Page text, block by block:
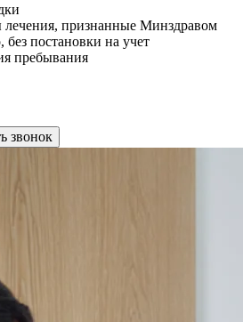
лечения, признанные Минздравом
постановки на учет
пребывания
звонок